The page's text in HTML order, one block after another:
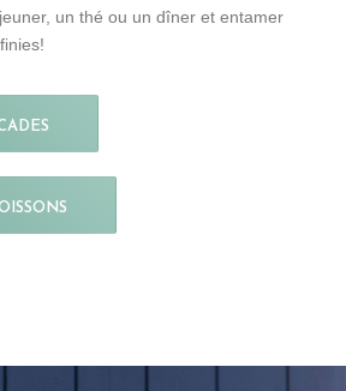
un thé ou un dîner et entamer